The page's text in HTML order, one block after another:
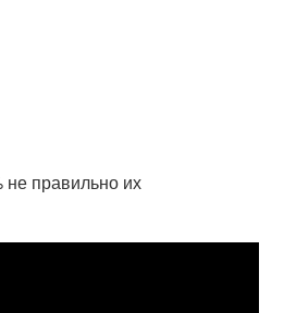
не правильно их